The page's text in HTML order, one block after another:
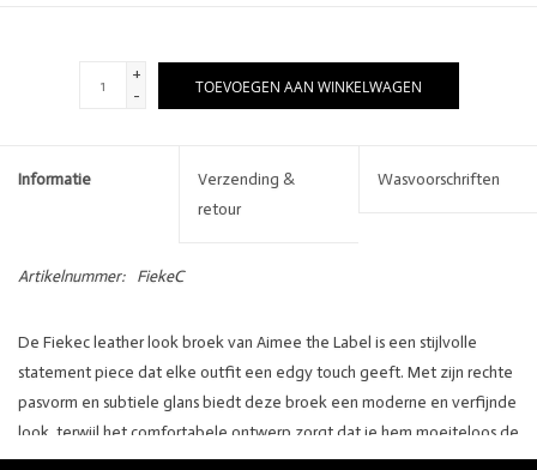
+
-
TOEVOEGEN AAN WINKELWAGEN
Informatie
Verzending &
retour
Wasvoorschriften
Artikelnummer: FiekeC
De Fiekec leather look broek van Aimee the Label is een stijlvolle
statement piece dat elke outfit een edgy touch geeft. Met zijn rechte
pasvorm en subtiele glans biedt deze broek een moderne en verfijnde
look, terwijl het comfortabele ontwerp zorgt dat je hem moeiteloos de
hele dag draagt. Combineer deze broek met een oversized trui en